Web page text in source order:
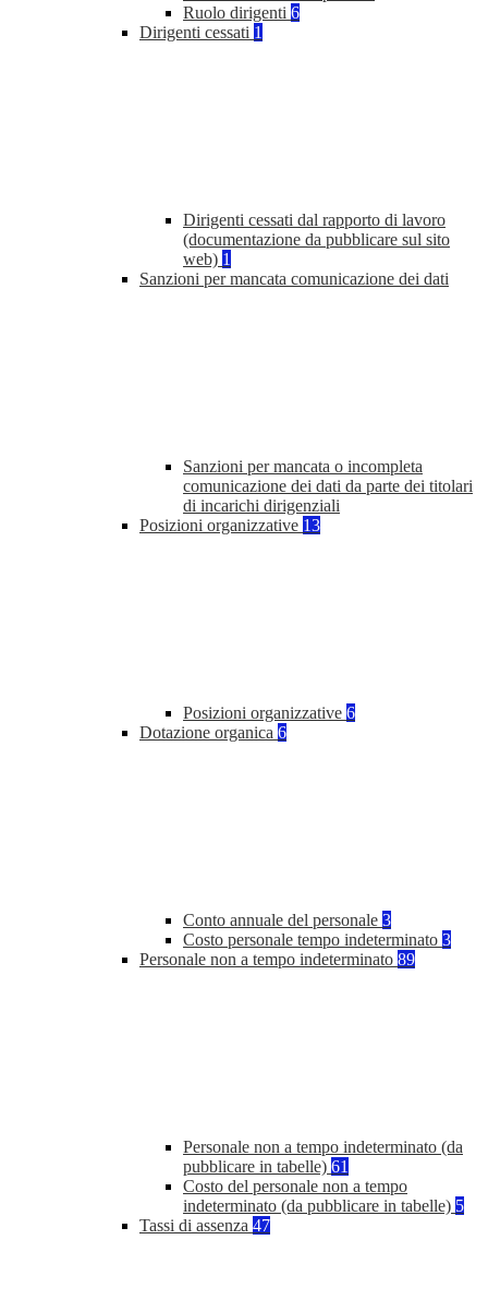
Ruolo dirigenti 6
Dirigenti cessati 1
Dirigenti cessati dal rapporto di lavoro
(documentazione da pubblicare sul sito
web) 1
Sanzioni per mancata comunicazione dei dati
Sanzioni per mancata o incompleta
comunicazione dei dati da parte dei titolari
di incarichi dirigenziali
Posizioni organizzative 13
Posizioni organizzative 6
Dotazione organica 6
Conto annuale del personale 3
Costo personale tempo indeterminato 3
Personale non a tempo indeterminato 89
Personale non a tempo indeterminato (da
pubblicare in tabelle) 61
Costo del personale non a tempo
indeterminato (da pubblicare in tabelle) 5
Tassi di assenza 47